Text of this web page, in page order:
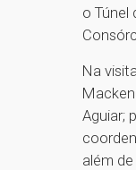
o Túnel
Na
Aguiar;
além